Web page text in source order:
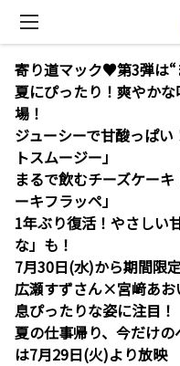
寄り道マック♥第3弾は
夏にぴったり！爽やか
場！
ジューシーで甘酸っぱ
トスムージー」
まるで飲むチーズケー
ーキフラッペ」
1年ぶり復活！やさしい
な」も！
7月30日(水)から期間限
広瀬すずさん×宮﨑あお
息ぴったりな姿に注目！
夏の仕事帰り、今だけ
は7月29日(火)より放映